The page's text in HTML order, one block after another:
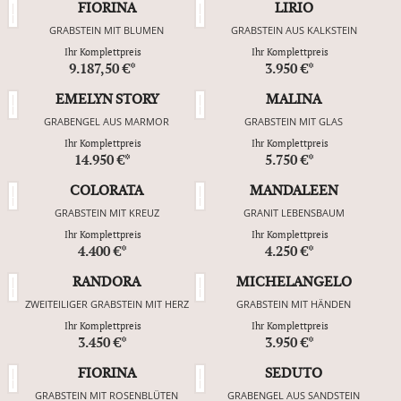
FIORINA
GRABSTEIN MIT BLUMEN
Ihr Komplettpreis
9.187,50 €*
LIRIO
GRABSTEIN AUS KALKSTEIN
Ihr Komplettpreis
3.950 €*
EMELYN STORY
GRABENGEL AUS MARMOR
Ihr Komplettpreis
14.950 €*
MALINA
GRABSTEIN MIT GLAS
Ihr Komplettpreis
5.750 €*
COLORATA
GRABSTEIN MIT KREUZ
Ihr Komplettpreis
4.400 €*
MANDALEEN
GRANIT LEBENSBAUM
Ihr Komplettpreis
4.250 €*
RANDORA
ZWEITEILIGER GRABSTEIN MIT HERZ
Ihr Komplettpreis
3.450 €*
MICHELANGELO
GRABSTEIN MIT HÄNDEN
Ihr Komplettpreis
3.950 €*
FIORINA
GRABSTEIN MIT ROSENBLÜTEN
SEDUTO
GRABENGEL AUS SANDSTEIN